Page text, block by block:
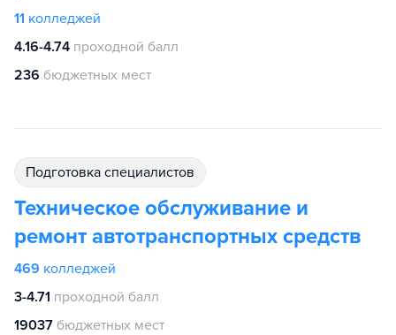
11 колледжей
4.16-4.74 проходной балл
236 бюджетных мест
подготовка специалистов
Техническое обслуживание и
ремонт автотранспортных средств
469 колледжей
3-4.71 проходной балл
19037 бюджетных мест